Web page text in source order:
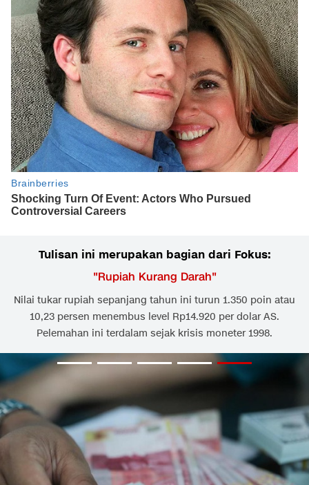
Tulisan ini merupakan bagian dari Fokus:
"Rupiah Kurang Darah"
Nilai tukar rupiah sepanjang tahun ini turun 1.350 poin atau
10,23 persen menembus level Rp14.920 per dolar AS.
Pelemahan ini terdalam sejak krisis moneter 1998.